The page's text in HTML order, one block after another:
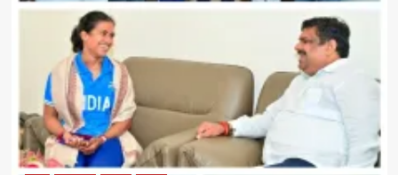
एवं
संस्कृति
मंत्री
श्री
राजेश
अग्रवाल
की
पहल
से
सरगुजा